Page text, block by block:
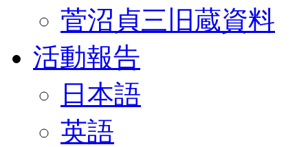
菅沼貞三旧蔵資料
活動報告
日本語
英語